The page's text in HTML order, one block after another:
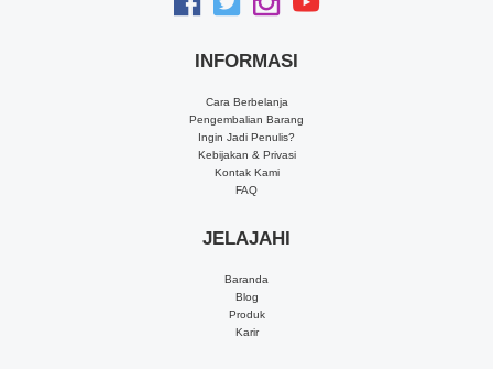
INFORMASI
Cara Berbelanja
Pengembalian Barang
Ingin Jadi Penulis?
Kebijakan & Privasi
Kontak Kami
FAQ
JELAJAHI
Baranda
Blog
Produk
Karir